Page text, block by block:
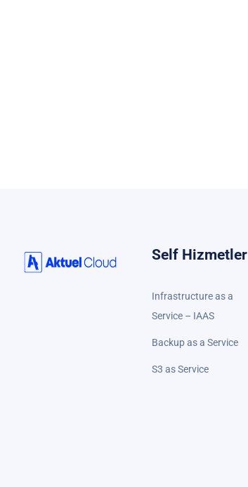
Self Hizmetler
Infrastructure as a
Service – IAAS
Backup as a Service
S3 as Service